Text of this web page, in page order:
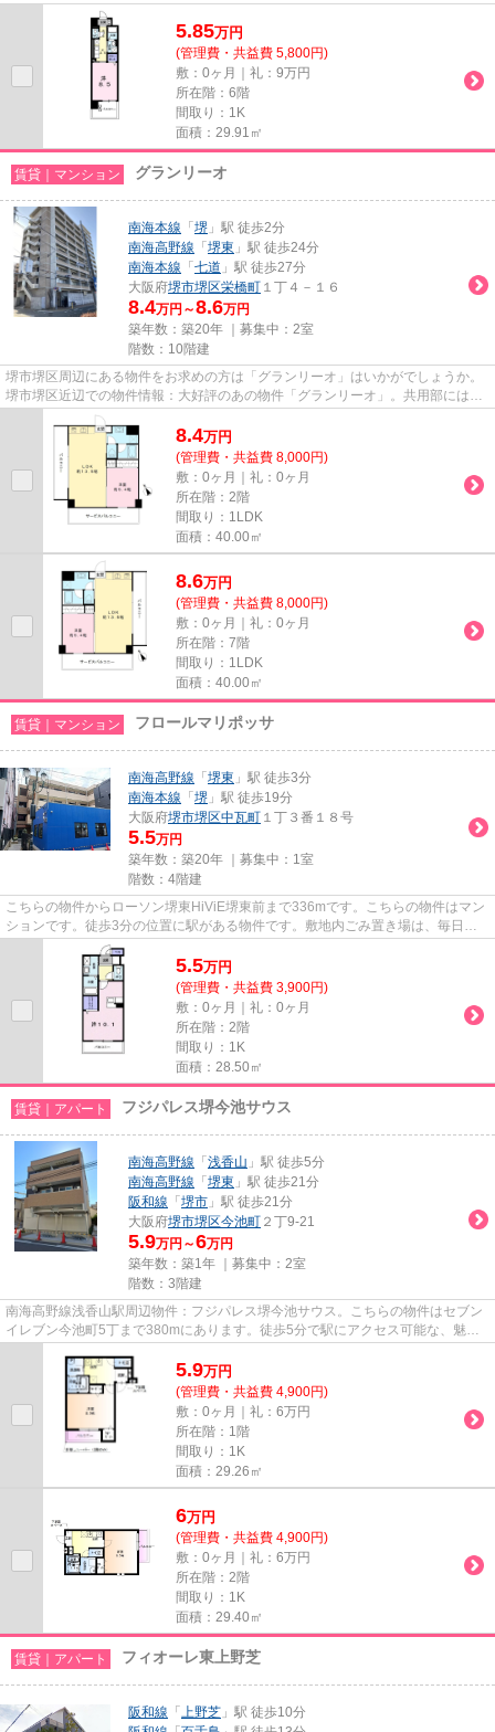
す。駅が周辺に2つあるので行動...
5.85万円
(管理費・共益費 5,800円)
敷：0ヶ月｜礼：9万円
所在階：6階
間取り：1K
面積：29.91㎡
賃貸｜マンション グランリーオ
南海本線 「 堺 」駅 徒歩2分
南海高野線 「 堺東 」駅 徒歩24分
南海本線 「 七道 」駅 徒歩27分
大阪府堺市堺区栄橋町 １丁４－１６
8.4万円～8.6万円
築年数：築20年 ｜募集中： 2室
階数：10階建
堺市堺区周辺にある物件をお求めの方は「グランリーオ」はいかがでしょうか。
堺市堺区近辺での物件情報：大好評のあの物件「グランリーオ」。共用部には敷
地内ごみ置き場・エレベータ...
8.4万円
(管理費・共益費 8,000円)
敷：0ヶ月｜礼：0ヶ月
所在階：2階
間取り：1LDK
面積：40.00㎡
8.6万円
(管理費・共益費 8,000円)
敷：0ヶ月｜礼：0ヶ月
所在階：7階
間取り：1LDK
面積：40.00㎡
賃貸｜マンション フロールマリポッサ
南海高野線 「 堺東 」駅 徒歩3分
南海本線 「 堺 」駅 徒歩19分
大阪府堺市堺区中瓦町 １丁３番１８号
5.5万円
築年数：築20年 ｜募集中： 1室
階数：4階建
こちらの物件からローソン堺東HiViE堺東前まで336mです。こちらの物件はマン
ションです。徒歩3分の位置に駅がある物件です。敷地内ごみ置き場は、毎日の
ごみ捨ての煩わしさを軽減しま...
5.5万円
(管理費・共益費 3,900円)
敷：0ヶ月｜礼：0ヶ月
所在階：2階
間取り：1K
面積：28.50㎡
賃貸｜アパート フジパレス堺今池サウス
南海高野線 「 浅香山 」駅 徒歩5分
南海高野線 「 堺東 」駅 徒歩21分
阪和線 「 堺市 」駅 徒歩21分
大阪府堺市堺区今池町 ２丁9-21
5.9万円～6万円
築年数：築1年 ｜募集中： 2室
階数：3階建
南海高野線浅香山駅周辺物件：フジパレス堺今池サウス。こちらの物件はセブン
イレブン今池町5丁まで380mにあります。徒歩5分で駅にアクセス可能な、魅力
5.9万円
(管理費・共益費 4,900円)
敷：0ヶ月｜礼：6万円
所在階：1階
間取り：1K
面積：29.26㎡
6万円
(管理費・共益費 4,900円)
敷：0ヶ月｜礼：6万円
所在階：2階
間取り：1K
面積：29.40㎡
賃貸｜アパート フィオーレ東上野芝
阪和線 「 上野芝 」駅 徒歩10分